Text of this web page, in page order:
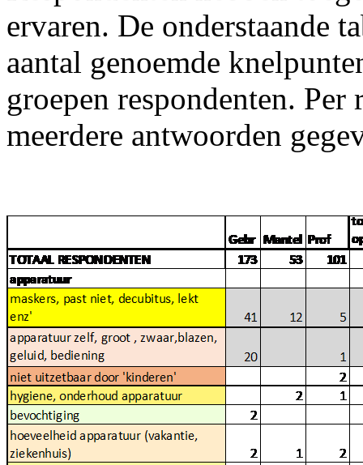
ervaren. De onderstaande
aantal genoemde
groepen respondenten.
meerdere antwoorden